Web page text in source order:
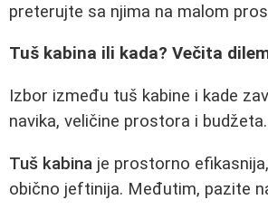
preterujte sa njima na malom
Tuš kabina ili kada? Večita
Izbor između tuš kabine i kade
navika, veličine prostora i budžeta.
Tuš kabina je prostorno
obično jeftinija. Međutim, pazite